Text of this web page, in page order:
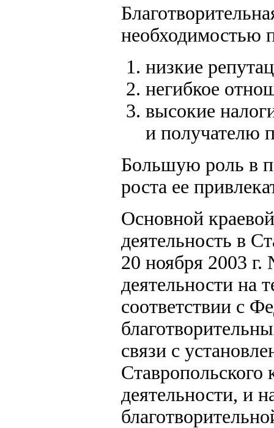
необходимостью
низкие
негибкое
высокие
и получателю
Большую роль в
роста ее
Основной
деятельность в
20 ноября 2003 г.
деятельности на
соответствии с
связи с
Ставропольского
деятельности, и